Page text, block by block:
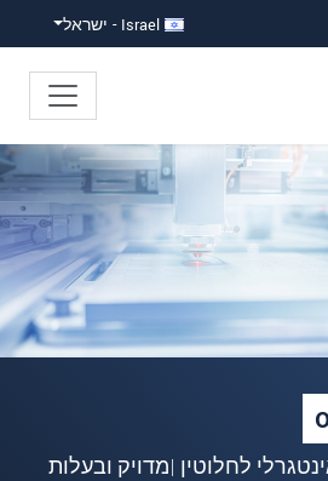
Israel - ישראל
לחלוטין |מדויק ובעלות
Your request for: